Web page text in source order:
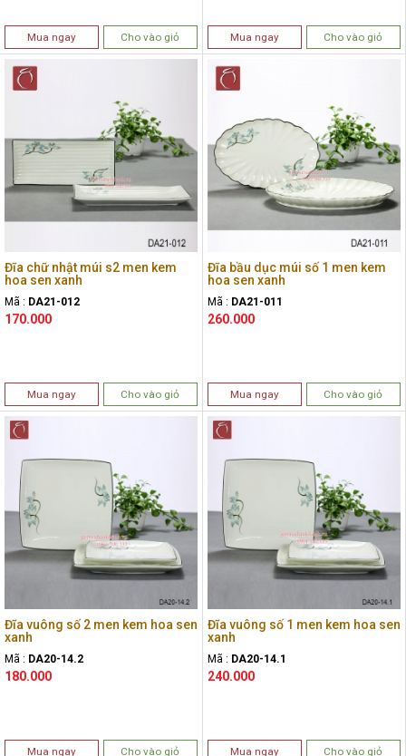
Mua ngay Cho vào giỏ Mua ngay Cho vào giỏ
Đĩa chữ nhật múi s2 men kem
hoa sen xanh
Mã : DA21-012
170.000
Mua ngay Cho vào giỏ
Đĩa bầu dục múi số 1 men kem
hoa sen xanh
Mã : DA21-011
260.000
Mua ngay Cho vào giỏ
Đĩa vuông số 2 men kem hoa sen
xanh
Mã : DA20-14.2
180.000
Mua ngay Cho vào giỏ
Đĩa vuông số 1 men kem hoa sen
xanh
Mã : DA20-14.1
240.000
Mua ngay Cho vào giỏ